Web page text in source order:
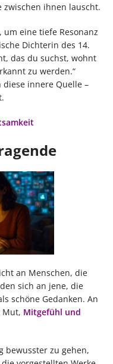
zwischen ihnen lauscht.
eine tiefe Resonanz
Dichterin des 14.
das du suchst, wohnt
zu werden.“
innere Quelle –
an Menschen, die
sich an jene, die
schöne Gedanken. An
Mut, Mitgefühl und
bewusster zu gehen,